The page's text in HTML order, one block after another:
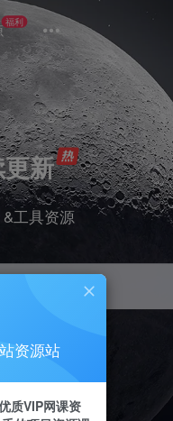
福利
新
工具资源
快手
资源站
质VIP网课资